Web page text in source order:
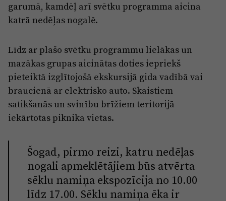
garumā, kamdēļ arī svētku programma aicina
katrā nedēļas nogalē.
Līdz ar plašo svētku programmu lielākas un
mazākas grupas aicinātas doties iepriekš
pieteiktā izglītojošā ekskursijā gida vadībā vai
braucienā ar elektrisko auto. Skaistiem
satikšanās un svinību brīžiem teritorijā
iekārtotas piknika vietas.
Šogad, pirmo reizi, katru nedēļas
nogali apmeklētājiem būs atvērta
sēklu namiņa ekspozīcija no 10.00
līdz 17.00. Sēklu namiņa ēka ir